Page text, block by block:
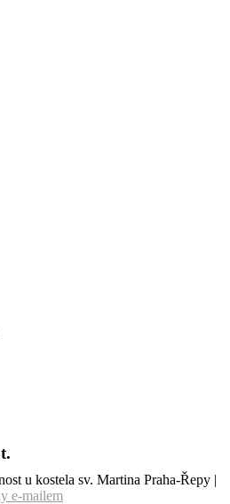
u kostela sv. Martina Praha-Řepy |
e-mailem